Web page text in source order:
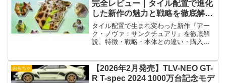
完全レビュー｜タイル配置で進化
した新作の魅力と戦略を徹底解説
【日本語版】
タイル配置で生まれ変わった新作『アー
ク・ノヴァ：サンクチュアリ』を徹底解
説。特徴・戦略・本体との違い・購入ポ
おもちゃ
【2026年2月発売】TLV-NEO GT-
R T-spec 2024 1000万台記念モデ